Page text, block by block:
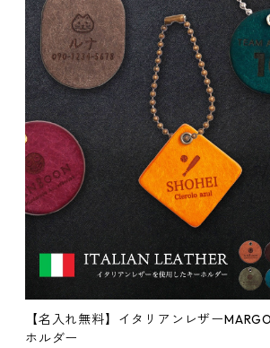
【名入れ無料】イタリアンレザー
ホルダー